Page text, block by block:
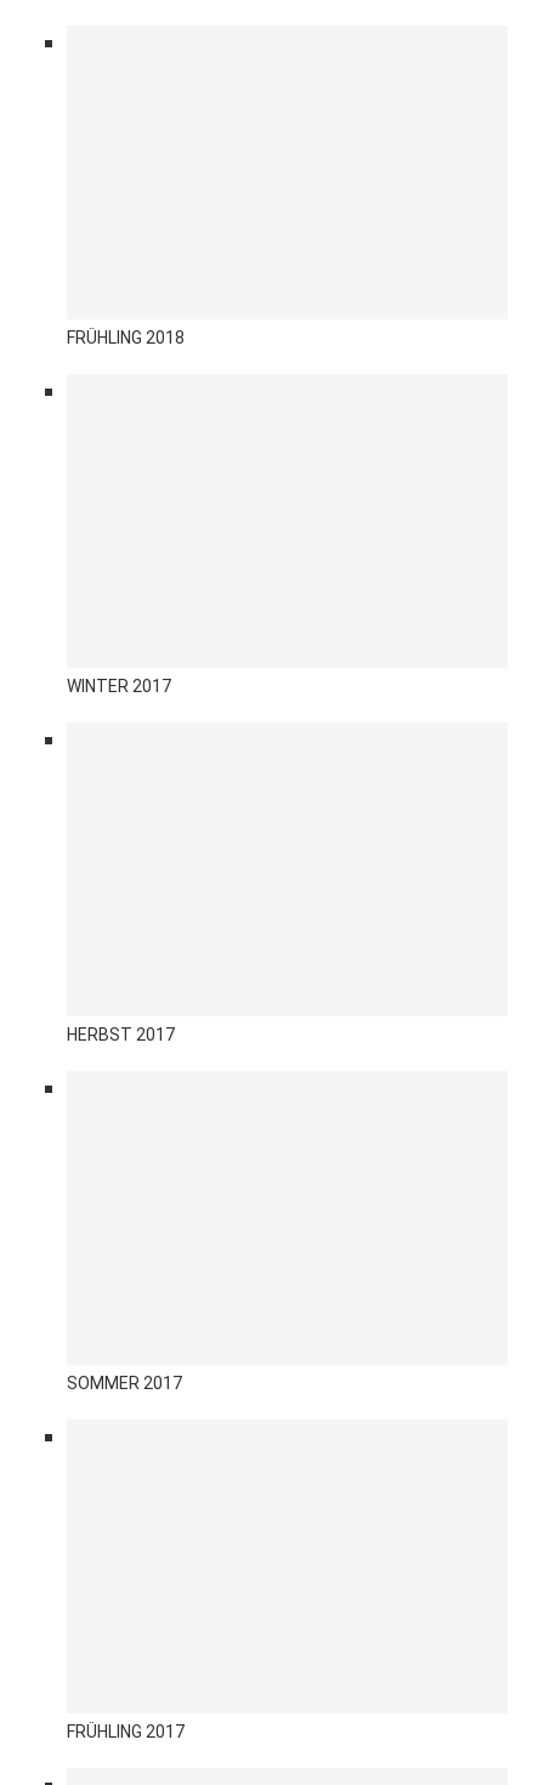
FRÜHLING 2018
WINTER 2017
HERBST 2017
SOMMER 2017
FRÜHLING 2017